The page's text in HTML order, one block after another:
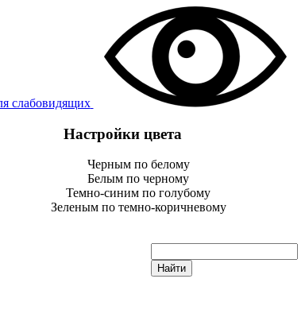
слабовидящих
Настройки цвета
Черным по белому
Белым по черному
Темно-синим по голубому
Зеленым по темно-коричневому